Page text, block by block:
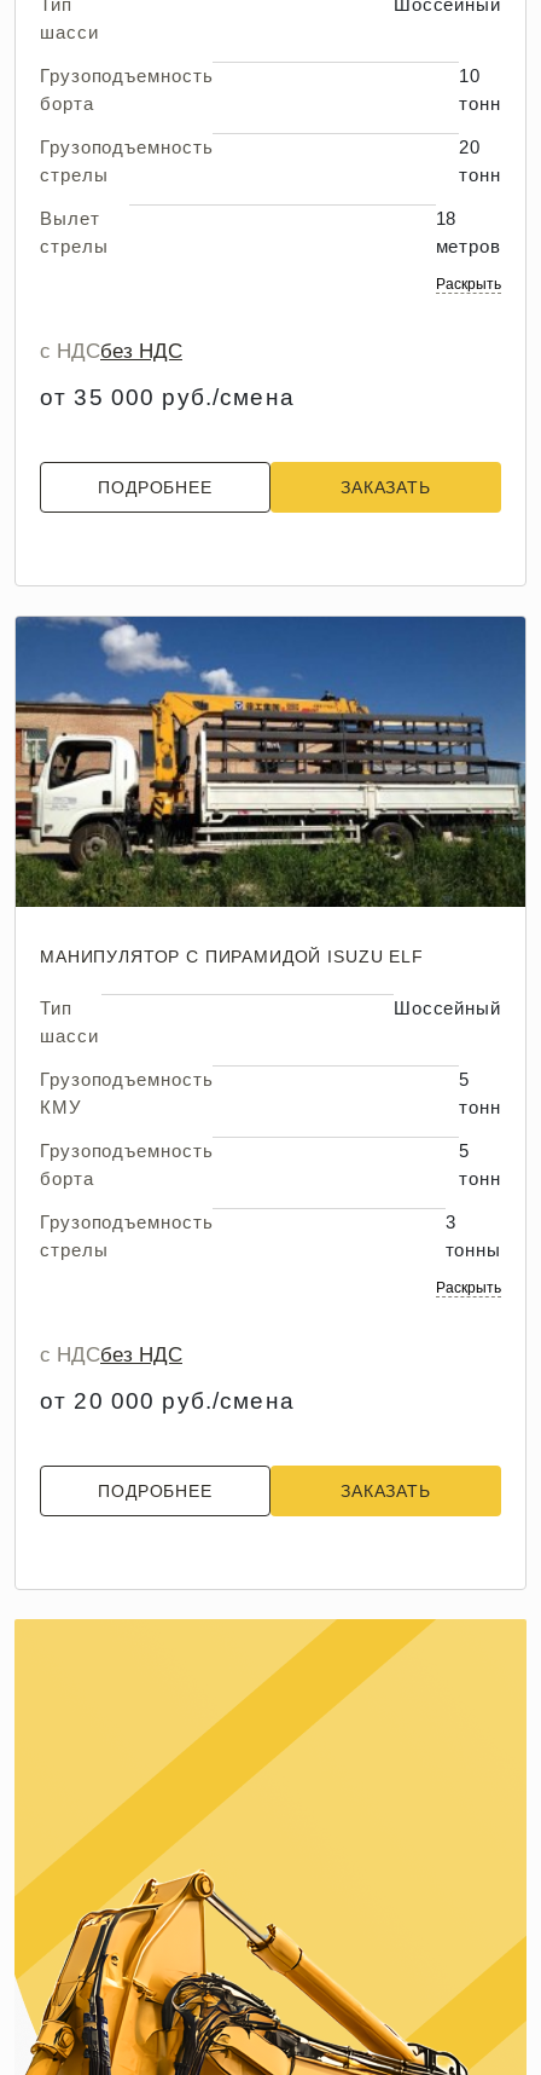
Тип
шасси
Шоссейный
Грузоподъемность
борта
10
тонн
Грузоподъемность
стрелы
20
тонн
Вылет
стрелы
18
метров
Раскрыть
с НДСбез НДС
от 35 000 руб./смена
ПОДРОБНЕЕ ЗАКАЗАТЬ
МАНИПУЛЯТОР С ПИРАМИДОЙ ISUZU ELF
Тип
шасси
Шоссейный
Грузоподъемность
КМУ
5
тонн
Грузоподъемность
борта
5
тонн
Грузоподъемность
стрелы
3
тонны
Раскрыть
с НДСбез НДС
от 20 000 руб./смена
ПОДРОБНЕЕ ЗАКАЗАТЬ